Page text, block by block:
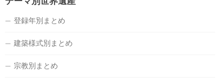
登録年別まとめ
建築様式別まとめ
宗教別まとめ